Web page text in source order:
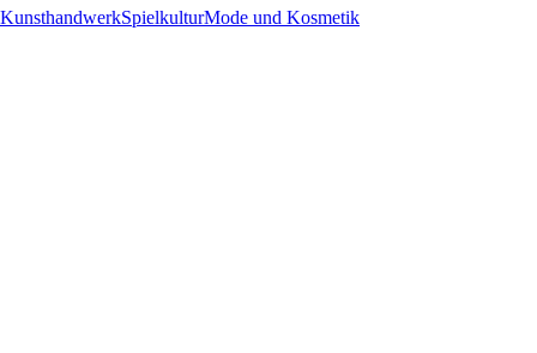
KunsthandwerkSpielkulturMode und Kosmetik